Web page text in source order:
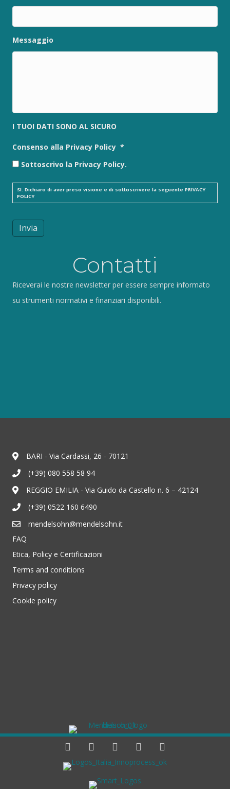
Contatti
Riceverai le nostre newsletter per essere sempre informato
su strumenti normativi e finanziari disponibili.
Messaggio
I TUOI DATI SONO AL SICURO
Consenso alla Privacy Policy *
Sottoscrivo la Privacy Policy.
SI. Dichiaro di aver preso visione e di sottoscrivere la seguente PRIVACY
POLICY
Invia
BARI - Via Cardassi, 26 - 70121
(+39) 080 558 58 94
REGGIO EMILIA - Via Guido da Castello n. 6 – 42124
(+39) 0522 160 6490
mendelsohn@mendelsohn.it
FAQ
Etica, Policy e Certificazioni
Terms and conditions
Privacy policy
Cookie policy